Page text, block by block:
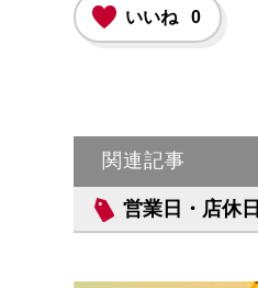
いいね 0
関連記事
営業日・店休日